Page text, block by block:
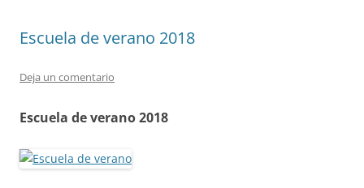
Escuela de verano 2018
Deja un comentario
Escuela de verano 2018